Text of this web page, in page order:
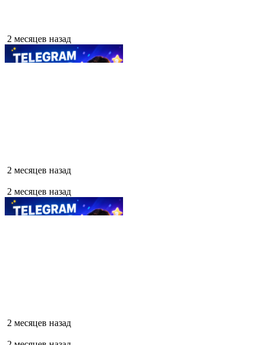
2 месяцев назад
2 месяцев назад
2 месяцев назад
2 месяцев назад